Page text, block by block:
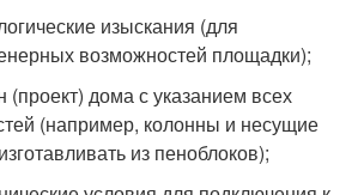
изыскания (для
возможностей площадки);
(проект) дома с указанием всех
(например, колонны и несущие
из пеноблоков);